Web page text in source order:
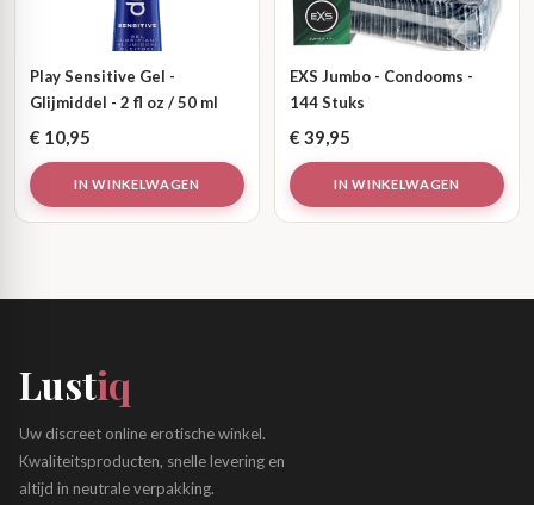
Play Sensitive Gel -
Glijmiddel - 2 fl oz / 50 ml
€ 10,95
IN WINKELWAGEN
EXS Jumbo - Condooms -
144 Stuks
€ 39,95
IN WINKELWAGEN
Lustiq
Uw discreet online erotische winkel.
Kwaliteitsproducten, snelle levering en
altijd in neutrale verpakking.